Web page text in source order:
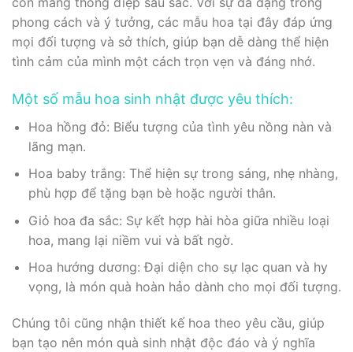
phong cách và ý tưởng, các mẫu hoa tại đây đáp ứng
mọi đối tượng và sở thích, giúp bạn dễ dàng thể hiện
tình cảm của mình một cách trọn vẹn và đáng nhớ.
Một số mẫu hoa sinh nhật được yêu thích:
Hoa hồng đỏ: Biểu tượng của tình yêu nồng nàn và
lãng mạn.
Hoa baby trắng: Thể hiện sự trong sáng, nhẹ nhàng,
phù hợp để tặng bạn bè hoặc người thân.
Giỏ hoa đa sắc: Sự kết hợp hài hòa giữa nhiều loại
hoa, mang lại niềm vui và bất ngờ.
Hoa hướng dương: Đại diện cho sự lạc quan và hy
vọng, là món quà hoàn hảo dành cho mọi đối tượng.
Chúng tôi cũng nhận thiết kế hoa theo yêu cầu, giúp
bạn tạo nên món quà sinh nhật độc đáo và ý nghĩa